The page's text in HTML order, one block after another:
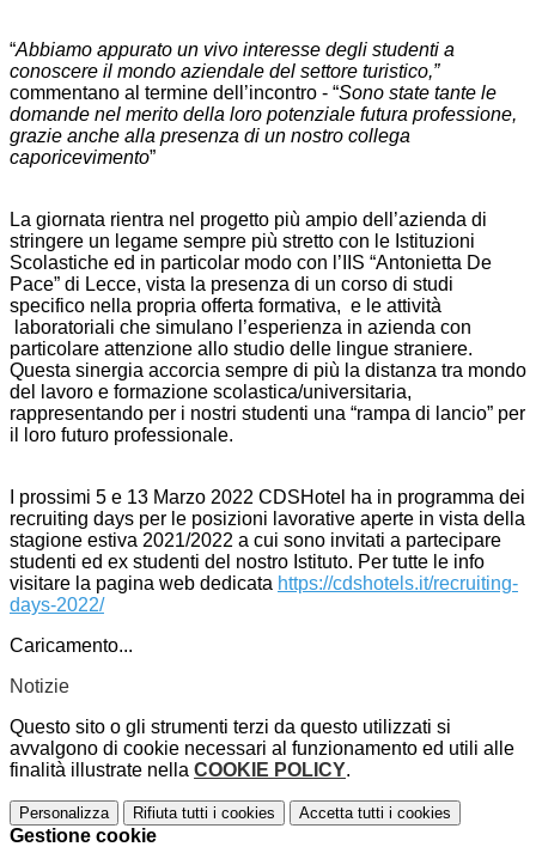
“Abbiamo appurato un vivo interesse degli studenti a
conoscere il mondo aziendale del settore turistico,”
commentano al termine dell’incontro - “Sono state tante le
domande nel merito della loro potenziale futura professione,
grazie anche alla presenza di un nostro collega
caporicevimento”
La giornata rientra nel progetto più ampio dell’azienda di
stringere un legame sempre più stretto con le Istituzioni
Scolastiche ed in particolar modo con l’IIS “Antonietta De
Pace” di Lecce, vista la presenza di un corso di studi
specifico nella propria offerta formativa, e le attività
laboratoriali che simulano l’esperienza in azienda con
particolare attenzione allo studio delle lingue straniere.
Questa sinergia accorcia sempre di più la distanza tra mondo
del lavoro e formazione scolastica/universitaria,
rappresentando per i nostri studenti una “rampa di lancio” per
il loro futuro professionale.
I prossimi 5 e 13 Marzo 2022 CDSHotel ha in programma dei
recruiting days per le posizioni lavorative aperte in vista della
stagione estiva 2021/2022 a cui sono invitati a partecipare
studenti ed ex studenti del nostro Istituto. Per tutte le info
visitare la pagina web dedicata https://cdshotels.it/recruiting-
days-2022/
Caricamento...
Notizie
Questo sito o gli strumenti terzi da questo utilizzati si
avvalgono di cookie necessari al funzionamento ed utili alle
finalità illustrate nella COOKIE POLICY.
Personalizza Rifiuta tutti i cookies Accetta tutti i cookies
Gestione cookie